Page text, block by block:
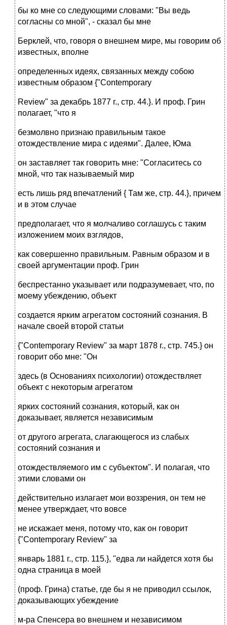
бы ко мне со следующими словами: "Вы ведь
согласны со мной", - сказал бы мне
Берклей, что, говоря о внешнем мире, мы говорим об
известных, вполне
определенных идеях, связанных между собою
известным образом {"Contemporary
Review" за декабрь 1877 г., стр. 44.}. И проф. Грин
полагает, "что я
безмолвно признаю правильным такое
отождествление мира с идеями". Далее, Юма
он заставляет так говорить мне: "Согласитесь со
мной, что так называемый мир
есть лишь ряд впечатлений { Там же, стр. 44.}, причем
и в этом случае
предполагает, что я молчаливо соглашусь с таким
изложением моих взглядов,
как совершенно правильным. Равным образом и в
своей аргументации проф. Грин
беспрестанно указывает или подразумевает, что, по
моему убеждению, объект
создается ярким агрегатом состояний сознания. В
начале своей второй статьи
{"Contemporary Review" за март 1878 г., стр. 745.} он
говорит обо мне: "Он
здесь (в Основаниях психологии) отождествляет
объект с некоторым агрегатом
ярких состояний сознания, который, как он
доказывает, является независимым
от другого агрегата, слагающегося из слабых
состояний сознания и
отождествляемого им с субъектом". И полагая, что
этими словами он
действительно излагает мои воззрения, он тем не
менее утверждает, что вовсе
не искажает меня, потому что, как он говорит
{"Contemporary Review" за
январь 1881 г., стр. 115.}, "едва ли найдется хотя бы
одна страница в моей
(проф. Грина) статье, где бы я не приводил ссылок,
доказывающих убеждение
м-ра Спенсера во внешнем и независимом